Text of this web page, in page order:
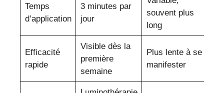
Temps
d’application
3 minutes par
jour
souvent plus
long
Efficacité
rapide
Visible dès la
première
semaine
Plus lente à se
manifester